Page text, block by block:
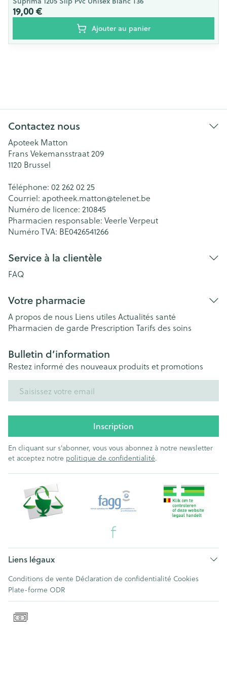
19,00 €
Ajouter au panier
Contactez nous
Apoteek Matton
Frans Vekemansstraat 209
1120 Brussel
Téléphone: 02 262 02 25
Courriel: apotheek.matton@telenet.be
Numéro de licence: 210845
Pharmacien responsable: Veerle Verpeut
Numéro TVA: BE0426541266
Service à la clientèle
FAQ
Votre pharmacie
A propos de nous Liens utiles Actualités santé
Pharmacien de garde Prescription Tarifs des soins
Bulletin d’information
Restez informé des nouveaux produits et promotions
Inscription
En cliquant sur s'abonner, vous vous abonnez à notre newsletter
et acceptez notre politique de confidentialité.
Liens légaux
Conditions de vente Déclaration de confidentialité Cookies
Plate-forme ODR